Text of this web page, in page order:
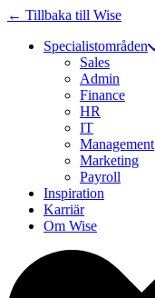
← Tillbaka till Wise
Specialistområden
Sales
Admin
Finance
HR
IT
Management
Marketing
Payroll
Inspiration
Karriär
Om Wise